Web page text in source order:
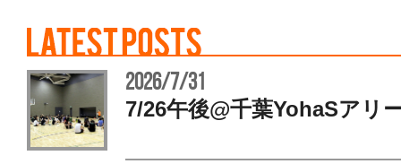
2026/7/31
7/26午後@千葉YohaSア